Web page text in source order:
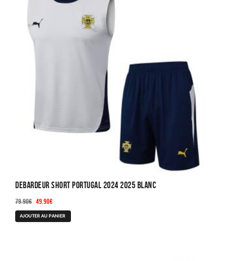
Debardeur Short Portugal 2024 2025 Blanc
79.90€ Le
prix
initial
49.90€Le
prix
actuel
AJOUTER AU PANIER